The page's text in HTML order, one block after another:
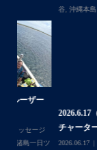
2026.6.17（水）北谷
チャーター ブログ...
2026.06.17 BBQ,アイラ